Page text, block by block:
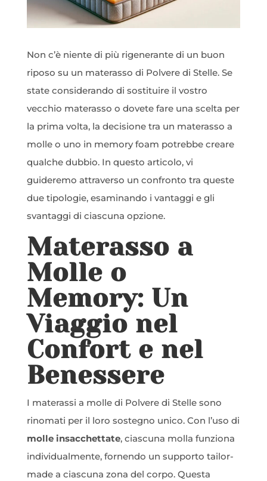
Non c’è niente di più rigenerante di un buon
riposo su un materasso di Polvere di Stelle. Se
state considerando di sostituire il vostro
vecchio materasso o dovete fare una scelta per
la prima volta, la decisione tra un materasso a
molle o uno in memory foam potrebbe creare
qualche dubbio. In questo articolo, vi
guideremo attraverso un confronto tra queste
due tipologie, esaminando i vantaggi e gli
svantaggi di ciascuna opzione.
Materasso a
Molle o
Memory: Un
Viaggio nel
Confort e nel
Benessere
I materassi a molle di Polvere di Stelle sono
rinomati per il loro sostegno unico. Con l’uso di
molle insacchettate, ciascuna molla funziona
individualmente, fornendo un supporto tailor-
made a ciascuna zona del corpo. Questa